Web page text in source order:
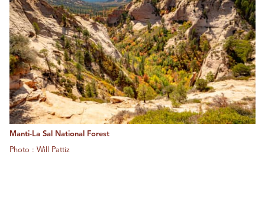
Manti-La Sal National Forest
Photo : Will Pattiz